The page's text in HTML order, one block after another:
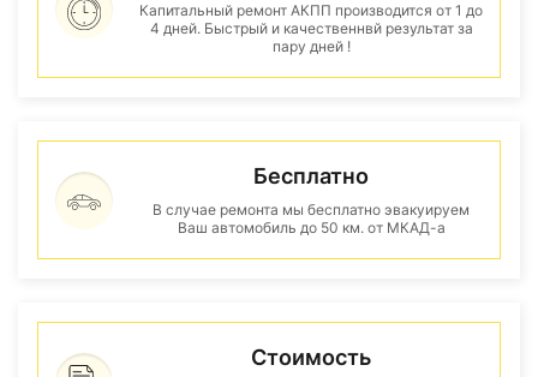
Капитальный ремонт АКПП производится от 1 до
4 дней. Быстрый и качественнвй результат за
пару дней !
Бесплатно
В случае ремонта мы бесплатно эвакуируем
Ваш автомобиль до 50 км. от МКАД-а
Стоимость